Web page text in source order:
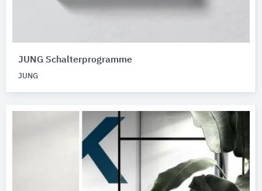
JUNG Schalterprogramme
JUNG